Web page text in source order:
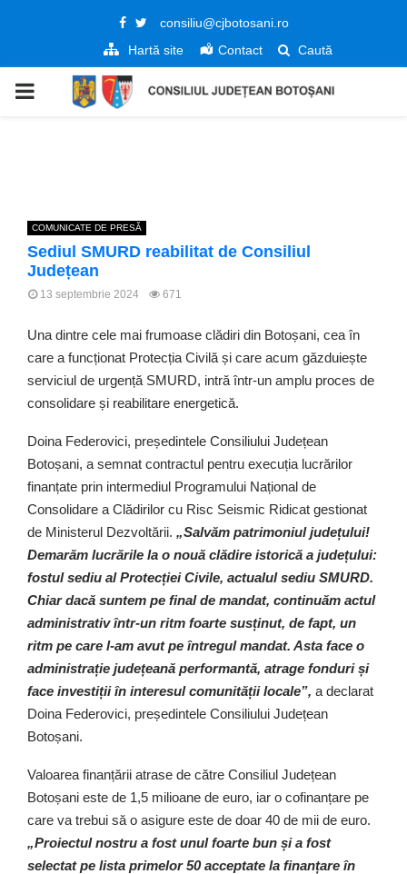
Facebook
Twitter
consiliu@cjbotosani.ro
Hartă site
Contact Caută
PRIMARY
COMUNICATE DE PRESĂ
Sediul SMURD reabilitat de Consiliul
Județean
13 septembrie 2024 671
Una dintre cele mai frumoase clădiri din Botoșani, cea în
care a funcționat Protecția Civilă și care acum găzduiește
serviciul de urgență SMURD, intră într-un amplu proces de
consolidare și reabilitare energetică.
Doina Federovici, președintele Consiliului Județean
Botoșani, a semnat contractul pentru execuția lucrărilor
finanțate prin intermediul Programului Național de
Consolidare a Clădirilor cu Risc Seismic Ridicat gestionat
de Ministerul Dezvoltării. „Salvăm patrimoniul județului!
Demarăm lucrările la o nouă clădire istorică a județului:
fostul sediu al Protecției Civile, actualul sediu SMURD.
Chiar dacă suntem pe final de mandat, continuăm actul
administrativ într-un ritm foarte susținut, de fapt, un
ritm pe care l-am avut pe întregul mandat. Asta face o
administrație județeană performantă, atrage fonduri și
face investiții în interesul comunității locale”, a declarat
Doina Federovici, președintele Consiliului Județean
Botoșani.
Valoarea finanțării atrase de către Consiliul Județean
Botoșani este de 1,5 milioane de euro, iar o cofinanțare pe
care va trebui să o asigure este de doar 40 de mii de euro.
„Proiectul nostru a fost unul foarte bun și a fost
selectat pe lista primelor 50 acceptate la finanțare în